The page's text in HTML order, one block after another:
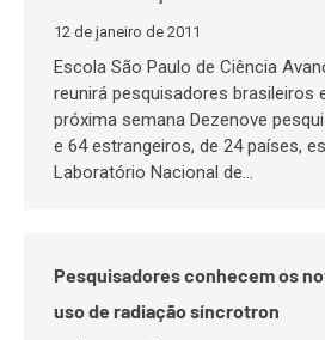
12 de janeiro de 2011
Escola São Paulo de Ciência
reunirá pesquisadores brasileiros
próxima semana Dezenove
e 64 estrangeiros, de 24 países,
Laboratório Nacional de…
Pesquisadores conhecem os
uso de radiação síncrotron